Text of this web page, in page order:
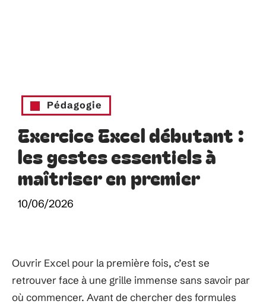
Pédagogie
Exercice Excel débutant :
les gestes essentiels à
maîtriser en premier
10/06/2026
Ouvrir Excel pour la première fois, c’est se
retrouver face à une grille immense sans savoir par
où commencer. Avant de chercher des formules